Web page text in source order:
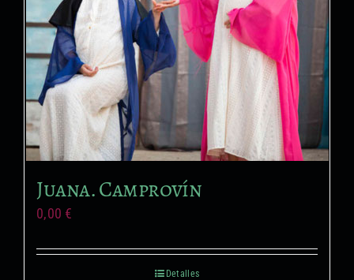
Formación no reglada
Proyectos audiovisuales
Juana. Camprovín
0,00 €
Detalles